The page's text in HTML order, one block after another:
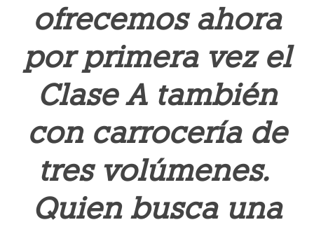
ofrecemos ahora
por primera vez el
Clase A también
con carrocería de
tres volúmenes.
Quien busca una